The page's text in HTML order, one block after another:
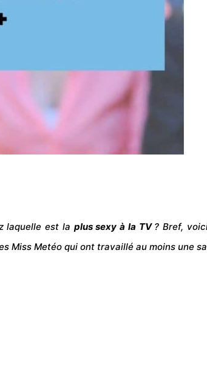
laquelle est la plus sexy à la TV ? Bref,
Miss Metéo qui ont travaillé au moins une